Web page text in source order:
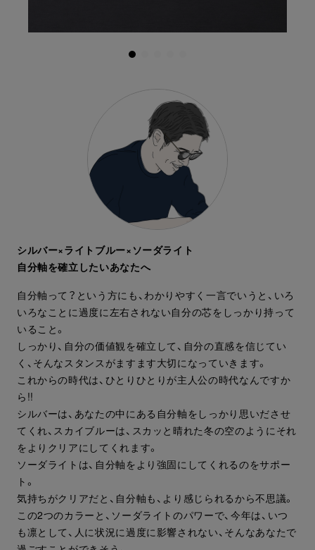
シルバー×ライトブルー×ソーダライト
自分軸を確立したいあなたへ
自分軸って？という方にも、わかりやすく一言でいうと、いろ
いろなことに過度に左右されない自分の芯をしっかり持って
いること。
しっかり、自分の価値観を確立して、自分の直感を信じてい
く、そんなスタンスがますます大切になっていきます。
これからの時代は、ひとりひとりが主人公の時代なんですか
ら!!
シルバーは、あなたの中にある自分軸をしっかり思いださせ
てくれ、スカイブルーは、スカッと晴れた冬の空のようにそれ
をよりクリアにしてくれます。
ソーダライトは、自分軸をより強固にしてくれるのをサポー
ト。
気持ちがクリアだと、自分軸も、より感じられるから不思議。
この2つのカラーと、ソーダライトのパワーで、今年は、いつ
も凛として、人に状況に過度に影響されない、そんなあなたで